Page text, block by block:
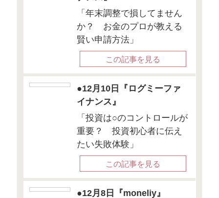
●11月30日
『マナトピ』
ユーキャン様が
ディア「マナト
た。
書籍詳